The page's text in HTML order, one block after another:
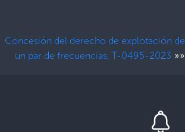
Concesión del derecho de explotación de
un par de frecuencias, T-0495-2023 »»